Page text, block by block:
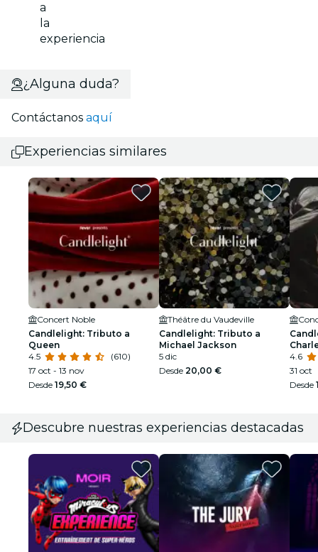
a
la
experiencia
¿Alguna duda?
Contáctanos aquí
Experiencias similares
Concert Noble
Candlelight: Tributo a
Queen
4.5
(610)
17 oct - 13 nov
Desde 19,50 €
Théâtre du Vaudeville
Candlelight: Tributo a
Michael Jackson
5 dic
Desde 20,00 €
4.6
31 oct
Desde
Descubre nuestras experiencias destacadas